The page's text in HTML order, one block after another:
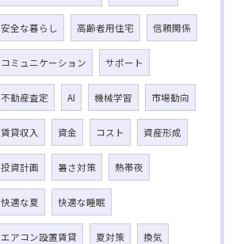
安全な暮らし 高齢者用住宅 信頼関係
コミュニケーション サポート
不動産査定 AI 機械学習 市場動向
賃貸収入 資金 コスト 資産形成
投資計画 暑さ対策 熱帯夜
快適な夏 快適な睡眠
エアコン設置賃貸 夏対策 換気